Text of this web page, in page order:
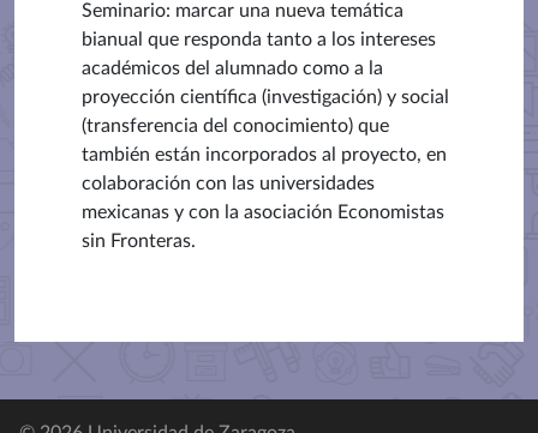
Seminario: marcar una nueva temática
bianual que responda tanto a los intereses
académicos del alumnado como a la
proyección científica (investigación) y social
(transferencia del conocimiento) que
también están incorporados al proyecto, en
colaboración con las universidades
mexicanas y con la asociación Economistas
sin Fronteras.